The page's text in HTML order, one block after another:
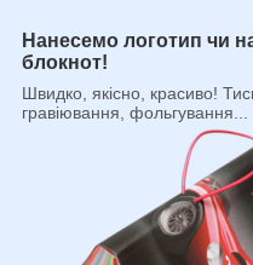
Нанесемо логотип чи
блокнот!
Швидко, якісно, красиво!
гравіювання, фольгування...